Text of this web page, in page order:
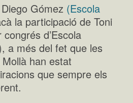
Gómez (Escola
la participació de Toni
d’Escola
a més del fet que les
han estat
que sempre els